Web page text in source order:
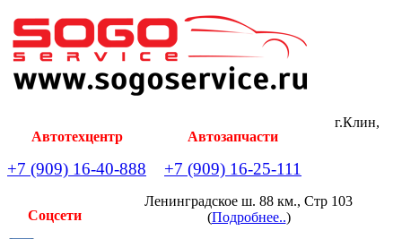
Автотехцентр
+7 (909) 16-40-888
Автозапчасти
+7 (909) 16-25-111
Соцсети
г.Клин,
Ленинградское ш. 88 км., Стр 103
(Подробнее..)